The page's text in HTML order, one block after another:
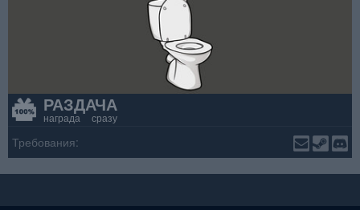
РАЗДАЧА
награда сразу
Требования: